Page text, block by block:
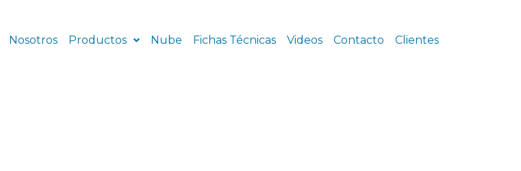
Nosotros Productos Nube Fichas Técnicas Videos Contacto Clientes